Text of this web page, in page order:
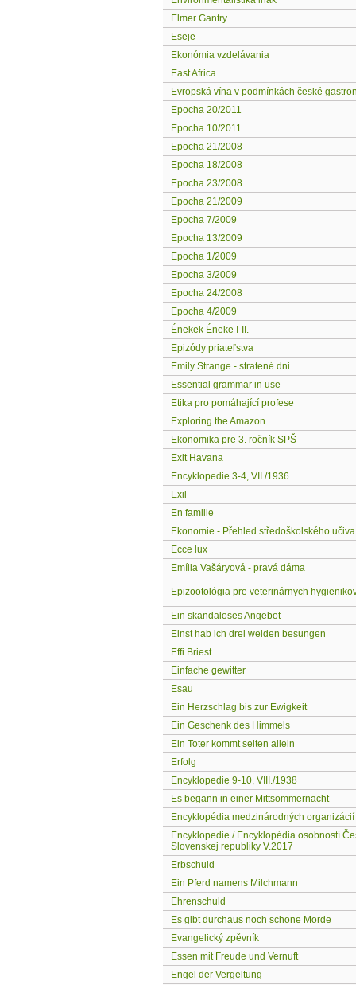
Elmer Gantry
Eseje
Ekonómia vzdelávania
East Africa
Evropská vína v podmínkách české
Epocha 20/2011
Epocha 10/2011
Epocha 21/2008
Epocha 18/2008
Epocha 23/2008
Epocha 21/2009
Epocha 7/2009
Epocha 13/2009
Epocha 1/2009
Epocha 3/2009
Epocha 24/2008
Epocha 4/2009
Énekek Éneke I-II.
Epizódy priateľstva
Emily Strange - stratené dni
Essential grammar in use
Etika pro pomáhající profese
Exploring the Amazon
Ekonomika pre 3. ročník SPŠ
Exit Havana
Encyklopedie 3-4, VII./1936
Exil
En famille
Ekonomie - Přehled středoškolského učiva
Ecce lux
Emília Vašáryová - pravá dáma
Epizootológia pre veterinárnych
Ein skandaloses Angebot
Einst hab ich drei weiden besungen
Effi Briest
Einfache gewitter
Esau
Ein Herzschlag bis zur Ewigkeit
Ein Geschenk des Himmels
Ein Toter kommt selten allein
Erfolg
Encyklopedie 9-10, VIII./1938
Es begann in einer Mittsommernacht
Encyklopédia medzinárodných organizácií
Encyklopedie / Encyklopédia osobností
Slovenskej republiky V.2017
Erbschuld
Ein Pferd namens Milchmann
Ehrenschuld
Es gibt durchaus noch schone Morde
Evangelický zpěvník
Essen mit Freude und Vernuft
Engel der Vergeltung